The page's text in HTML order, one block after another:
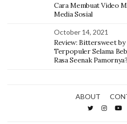
Cara Membuat Video
Media Sosial
October 14, 2021
Review: Bittersweet
Terpopuler Selama
Rasa Seenak Pamornya?
ABOUT